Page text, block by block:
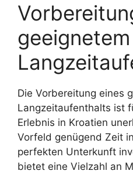
geeignetem
Die Vorbereitung eines
Langzeitaufenthalts ist
Erlebnis in Kroatien
Vorfeld genügend Zeit
perfekten Unterkunft
bietet eine Vielzahl an